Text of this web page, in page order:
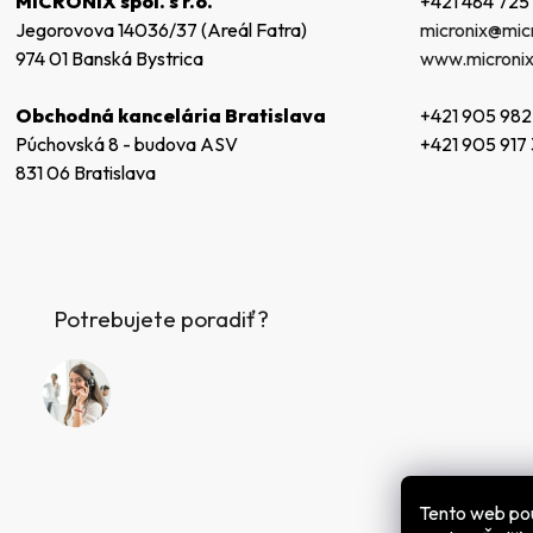
Tento web
Jegorovova 14036/37 (Areál Fatra)
974 01 Banská Bystrica
Obchodná kancelária Bratislava
Púchovská 8 - budova ASV
831 06 Bratislava
+421 905
+421 905 917
Potrebujete poradiť?